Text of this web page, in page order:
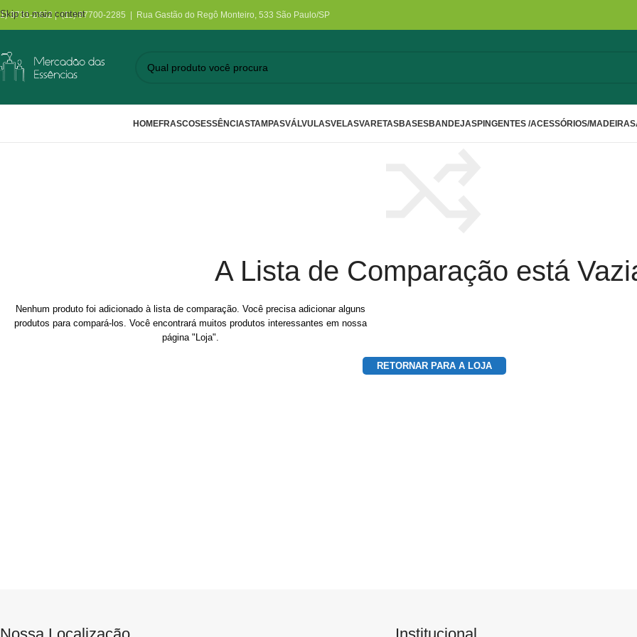
Skip to main content
3731-2452 | (11) 97700-2285 | Rua Gastão do Regô Monteiro, 533 São Paulo/SP
HOMEFRASCOSESSÊNCIASTAMPASVÁLVULASVELASVARETASBASESBANDEJASPINGENTES /ACESSÓRIOS/MADEIRA
A Lista de Comparação está
Nenhum produto foi adicionado à lista de comparação. Você precisa adicionar alguns
produtos para compará-los. Você encontrará muitos produtos interessantes em nossa
página "Loja".
RETORNAR PARA A LOJA